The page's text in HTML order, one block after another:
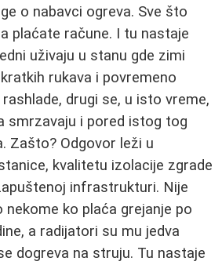
o nabavci ogreva. Sve što
plaćate račune. I tu nastaje
uživaju u stanu gde zimi
rukava i povremeno
drugi se, u isto vreme,
smrzavaju i pored istog tog
Zašto? Odgovor leži u
kvalitetu izolacije zgrade
infrastrukturi. Nije
ko plaća grejanje po
a radijatori su mu jedva
dogreva na struju. Tu nastaje